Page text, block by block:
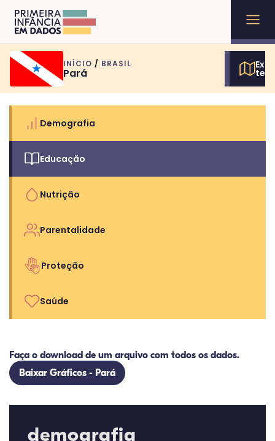
INÍCIO / BRASIL
Pará
Demografia
Educação
Nutrição
Parentalidade
Proteção
Saúde
Faça o download de um arquivo com todos os dados.
Baixar Gráficos - Pará
demografia